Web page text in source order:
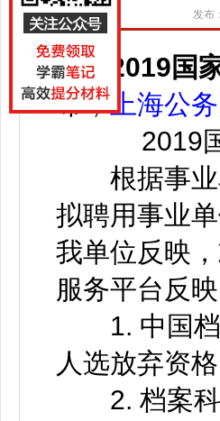
发布
2019国
布，上海公
2019国
根据事业
拟聘用事业
我单位反映
服务平台反映
1. 中国档
人选放弃资
2. 档案科